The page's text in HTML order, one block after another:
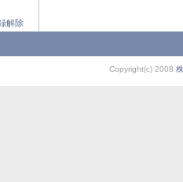
解除
Copyright(c) 2008